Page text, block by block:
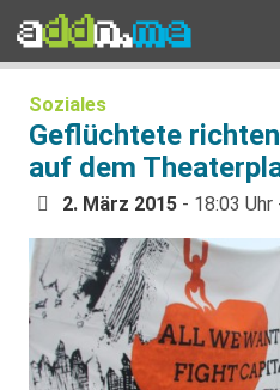
Soziales
Geflüchtete
auf dem
2. März 2015 - 18:03 Uhr